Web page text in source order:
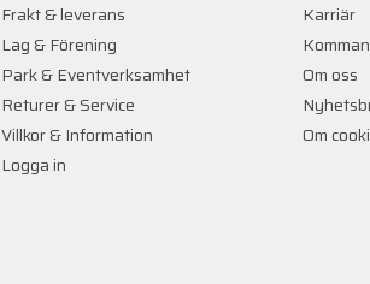
Frakt & leverans
Lag & Förening
Park & Eventverksamhet
Returer & Service
Villkor & Information
Logga in
Karriär
Om oss
Om